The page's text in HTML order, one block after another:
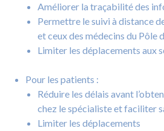
Améliorer la traçabilité des
Permettre le suivi à distance
et ceux des médecins du Pôle
Limiter les déplacements aux
Pour les patients :
Réduire les délais avant
chez le spécialiste et faciliter
Limiter les déplacements